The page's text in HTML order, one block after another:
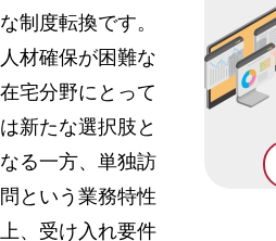
な制度転換です。
人材確保が困難な
在宅分野にとって
は新たな選択肢と
なる一方、単独訪
問という業務特性
上、受け入れ要件